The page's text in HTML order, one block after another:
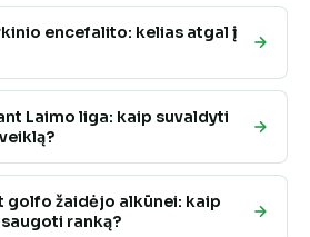
encefalito: kelias atgal į
Laimo liga: kaip suvaldyti
golfo žaidėjo alkūnei: kaip
ranką?